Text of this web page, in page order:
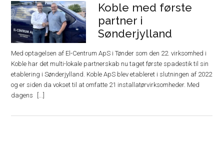
Koble med første
partner i
Sønderjylland
Med optagelsen af El-Centrum ApS i Tønder som den 22. virksomhed i
Koble har det multi-lokale partnerskab nu taget første spadestik til sin
etablering i Sønderjylland. Koble ApS blev etableret i slutningen af 2022
og er siden da vokset til at omfatte 21 installatørvirksomheder. Med
dagens